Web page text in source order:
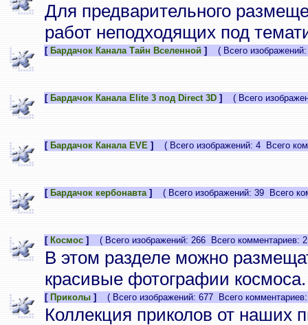
Для предварительного
работ неподходящих под
[ Бардачок Канала Тайн Вселенной ] ( Всего
[ Бардачок Канала Elite 3 под Direct 3D ] ( Всего
[ Бардачок Канала EVE ] ( Всего изображений: 4 Всего
[ Бардачок кербонавта] ( Всего изображений: 39 Всего
[ Космос ] ( Всего изображений: 266 Всего комментариев:
В этом разделе можно
красивые фотографии космоса.
[ Приколы ] ( Всего изображений: 677 Всего
Коллекция приколов от наших